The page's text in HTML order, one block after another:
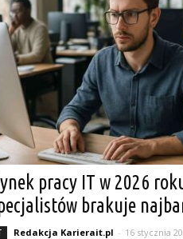
pracy IT w 2026
brakuje
Redakcja Karierait.pl - 16 stycznia